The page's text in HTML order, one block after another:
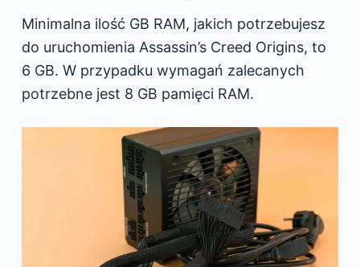
Minimalna ilość GB RAM, jakich potrzebujesz
do uruchomienia Assassin’s Creed Origins, to
6 GB. W przypadku wymagań zalecanych
potrzebne jest 8 GB pamięci RAM.